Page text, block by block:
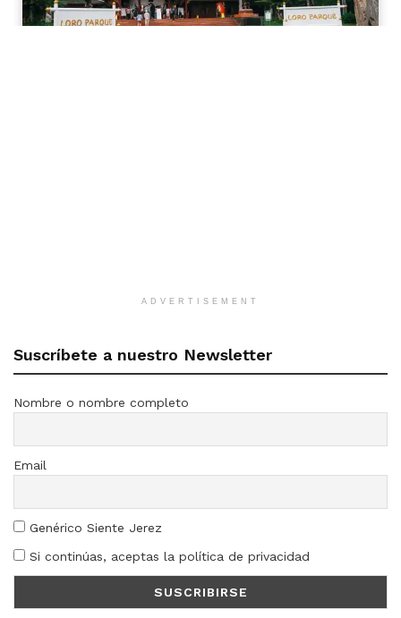
ADVERTISEMENT
Suscríbete a nuestro Newsletter
Nombre o nombre completo
Email
Genérico Siente Jerez
Si continúas, aceptas la política de privacidad